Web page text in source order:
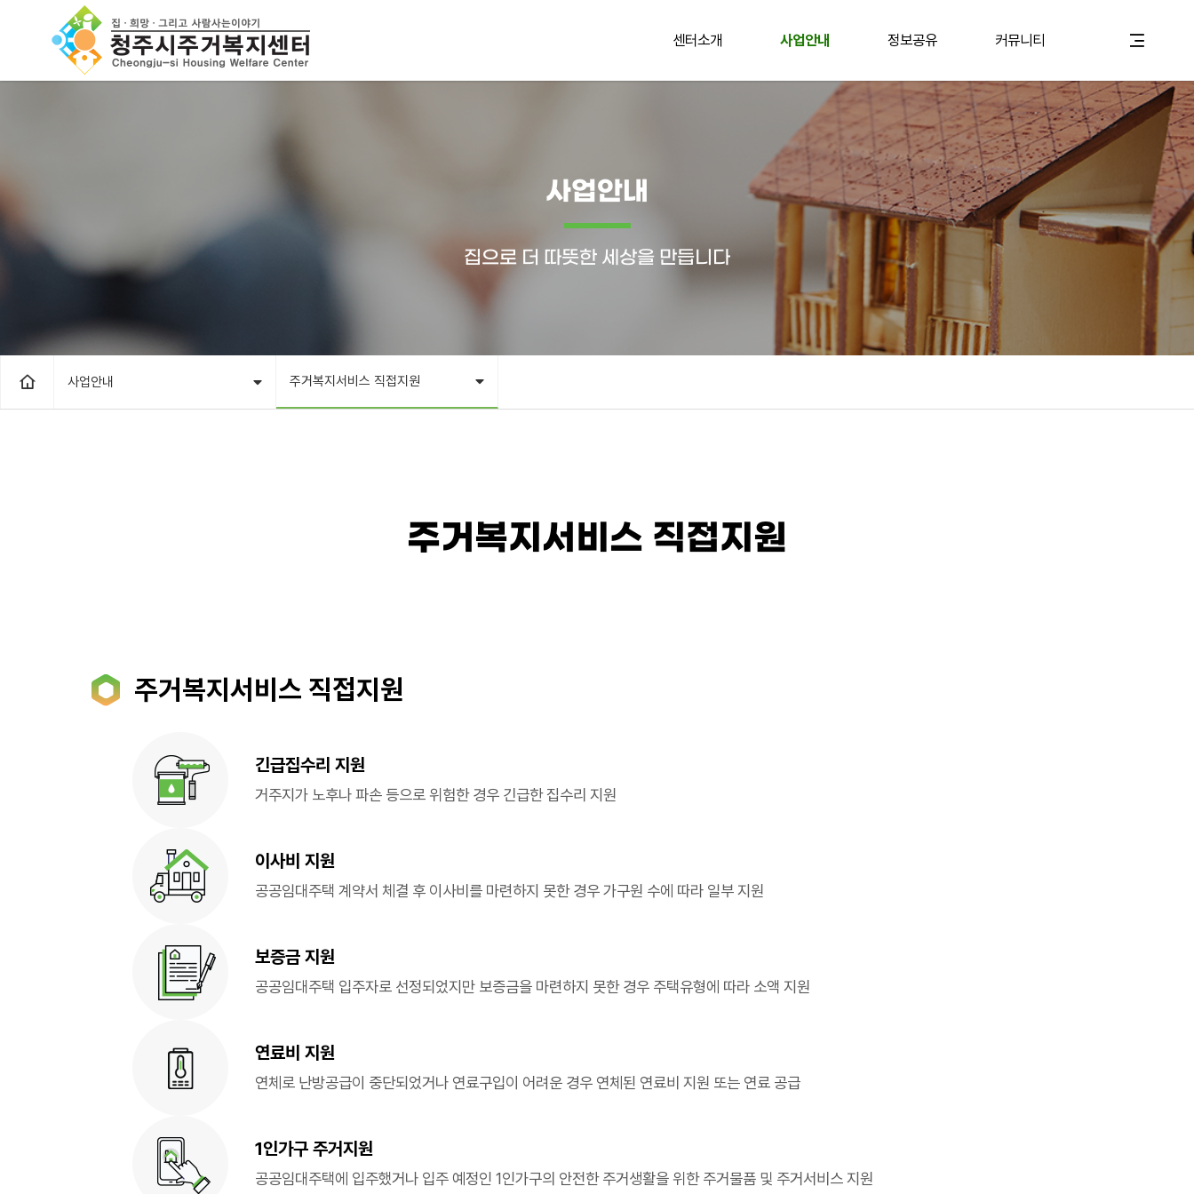
센터소개 사업안내 정보공유 커뮤니티
사업안내
집으로 더 따뜻한 세상을 만듭니다
사업안내 주거복지서비스 직접지원
주거복지서비스 직접지원
주거복지서비스 직접지원
긴급집수리 지원
거주지가 노후나 파손 등으로 위험한 경우 긴급한 집수리 지원
이사비 지원
공공임대주택 계약서 체결 후 이사비를 마련하지 못한 경우 가구원 수에 따라 일부 지원
보증금 지원
공공임대주택 입주자로 선정되었지만 보증금을 마련하지 못한 경우 주택유형에 따라 소액 지원
연료비 지원
연체로 난방공급이 중단되었거나 연료구입이 어려운 경우 연체된 연료비 지원 또는 연료 공급
1인가구 주거지원
공공임대주택에 입주했거나 입주 예정인 1인가구의 안전한 주거생활을 위한 주거물품 및 주거서비스 지원